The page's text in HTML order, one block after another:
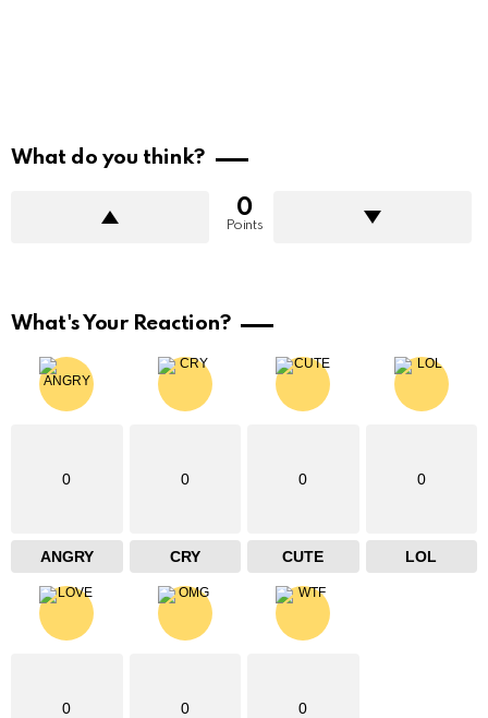
What do you think?
0
Points
What's Your Reaction?
0
ANGRY
0
CRY
0
CUTE
0
LOL
0 0 0